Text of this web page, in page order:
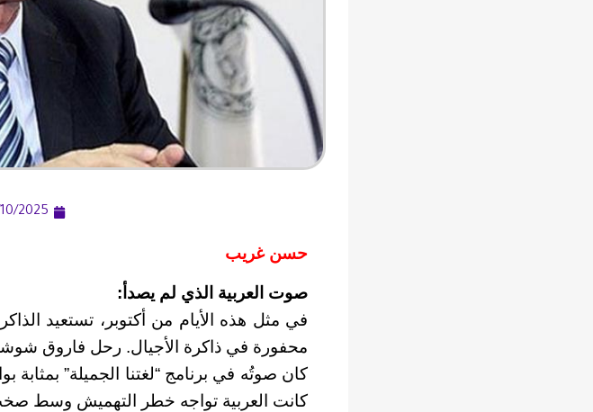
2025
حسن غريب
صوت العربية الذي لم يصدأ:
في مثل هذه الأيام من أكتوبر، تستعيد
محفورة في ذاكرة الأجيال. رحل فاروق شوشة عام 2016، لكنه ترك وراءه
كان صوتُه في برنامج “لغتنا الجميلة” بمثابة
كانت العربية تواجه خطر التهميش وسط صخب